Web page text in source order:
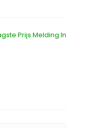
Prijs Melding In